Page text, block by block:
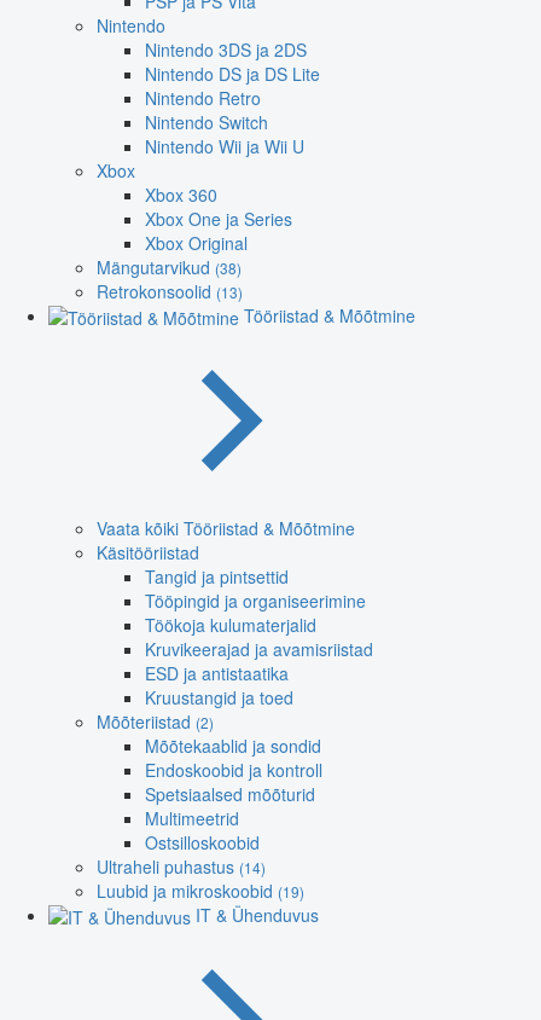
Nintendo
Nintendo 3DS ja 2DS
Nintendo DS ja DS Lite
Nintendo Retro
Nintendo Switch
Nintendo Wii ja Wii U
Xbox
Xbox 360
Xbox One ja Series
Xbox Original
Mängutarvikud (38)
Retrokonsoolid (13)
Tööriistad & Mõõtmine
Vaata kõiki Tööriistad & Mõõtmine
Käsitööriistad
Tangid ja pintsettid
Tööpingid ja organiseerimine
Töökoja kulumaterjalid
Kruvikeerajad ja avamisriistad
ESD ja antistaatika
Kruustangid ja toed
Mõõteriistad (2)
Mõõtekaablid ja sondid
Endoskoobid ja kontroll
Spetsiaalsed mõõturid
Multimeetrid
Ostsilloskoobid
Ultraheli puhastus (14)
Luubid ja mikroskoobid (19)
IT & Ühenduvus